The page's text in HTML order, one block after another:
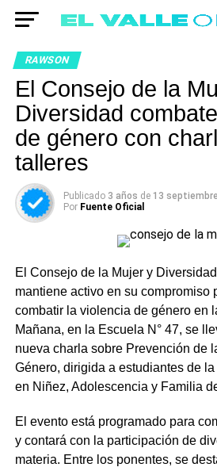
RAWSON
El Consejo de la
Diversidad
de género con
talleres
Publicado 3 años de 13
Por Fuente Oficial
El Consejo de la Mujer y
mantiene activo en su compromiso
combatir la violencia de género en
Mañana, en la Escuela N° 47, se
nueva charla sobre Prevención de
Género, dirigida a estudiantes de
en Niñez, Adolescencia y Familia
El evento está programado para
y contará con la participación de
materia. Entre los ponentes, se